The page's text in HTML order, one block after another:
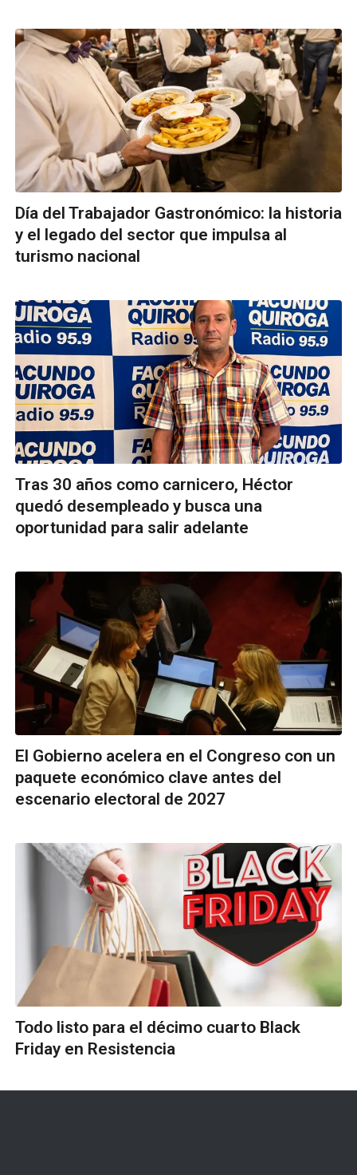
Día del Trabajador Gastronómico: la historia
y el legado del sector que impulsa al
turismo nacional
Tras 30 años como carnicero, Héctor
quedó desempleado y busca una
oportunidad para salir adelante
El Gobierno acelera en el Congreso con un
paquete económico clave antes del
escenario electoral de 2027
Todo listo para el décimo cuarto Black
Friday en Resistencia